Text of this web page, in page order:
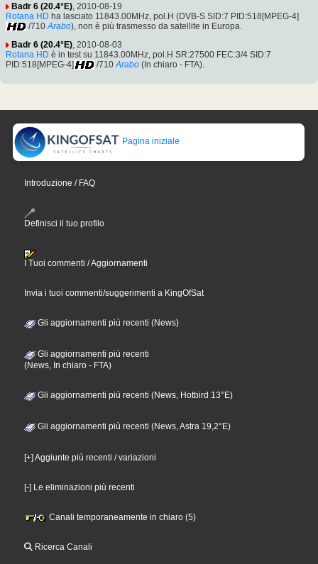
Badr 6 (20.4°E) , 2010-08-19
Rotana HD ha lasciato 11843.00MHz, pol.H (DVB-S SID:7 PID:518[MPEG-4]
/710 Arabo), non è più trasmesso da satellite in Europa.
Badr 6 (20.4°E), 2010-08-03
Rotana HD è in test su 11843.00MHz, pol.H SR:27500 FEC:3/4 SID:7
PID:518[MPEG-4]
/710 Arabo (In chiaro - FTA).
Pagina iniziale
Introduzione / FAQ
Definisci il tuo profilo
I Tuoi commenti / Aggiornamenti
Invia i tuoi commenti/suggerimenti a KingOfSat
Gli aggiornamenti più recenti (News)
Gli aggiornamenti più recenti
(News, In chiaro - FTA)
Gli aggiornamenti più recenti (News, Hotbird 13°E)
Gli aggiornamenti più recenti (News, Astra 19,2°E)
[+] Aggiunte più recenti / variazioni
[-] Le eliminazioni più recenti
Canali temporaneamente in chiaro (5)
Ricerca Canali